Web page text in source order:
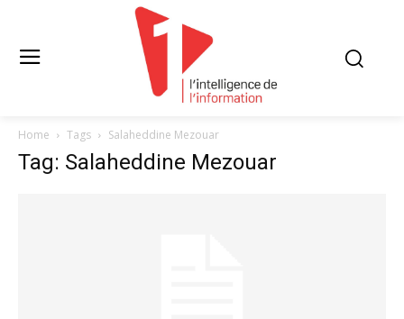
Home Tags Salaheddine Mezouar
Tag: Salaheddine Mezouar